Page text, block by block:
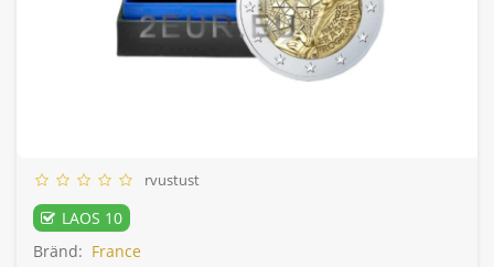
rvustust
LAOS 10
Bränd: France